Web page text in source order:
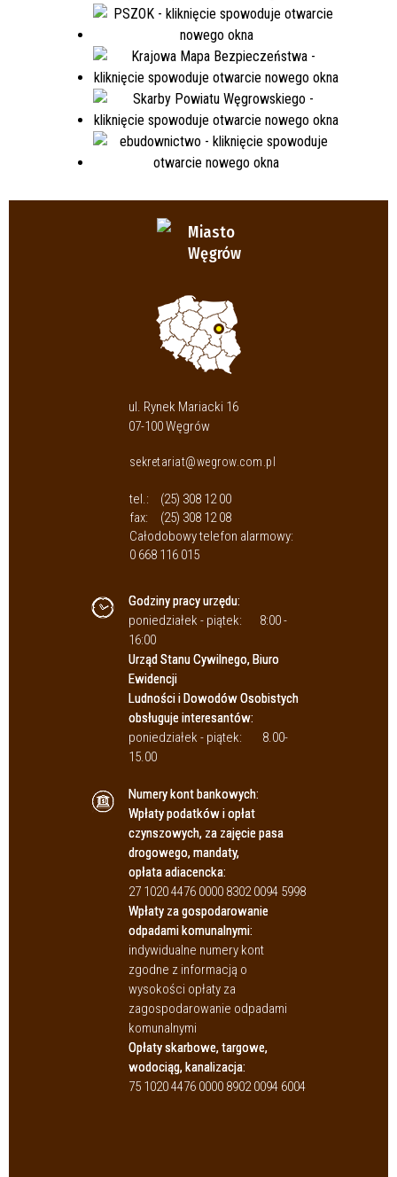
Miasto
Węgrów
ul. Rynek Mariacki 16
07-100 Węgrów
sekretariat@wegrow.com.pl
tel.:
(25) 308 12 00
fax:
(25) 308 12 08
Całodobowy telefon alarmowy:
0 668 116 015
Godziny pracy urzędu:
poniedziałek - piątek:
8:00 -
16:00
Urząd Stanu Cywilnego, Biuro
Ewidencji
Ludności i Dowodów Osobistych
obsługuje interesantów:
poniedziałek - piątek:
8.00-
15.00
Numery kont bankowych:
Wpłaty podatków i opłat
czynszowych, za zajęcie pasa
drogowego, mandaty,
opłata adiacencka:
27 1020 4476 0000 8302 0094 5998
Wpłaty za gospodarowanie
odpadami komunalnymi:
indywidualne numery kont
zgodne z informacją o
wysokości opłaty za
zagospodarowanie odpadami
komunalnymi
Opłaty skarbowe, targowe,
wodociąg, kanalizacja:
75 1020 4476 0000 8902 0094 6004